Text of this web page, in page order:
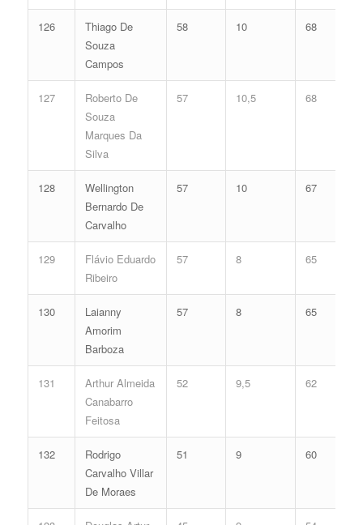
126
Thiago De
Souza
Campos
58 10 68
127
Roberto De
Souza
Marques Da
Silva
57 10,5 68
128
Wellington
Bernardo De
Carvalho
57 10 67
129
Flávio Eduardo
Ribeiro
57 8 65
130
Laianny
Amorim
Barboza
57 8 65
131
Arthur Almeida
Canabarro
Feitosa
52 9,5 62
132
Rodrigo
Carvalho Villar
De Moraes
51 9 60